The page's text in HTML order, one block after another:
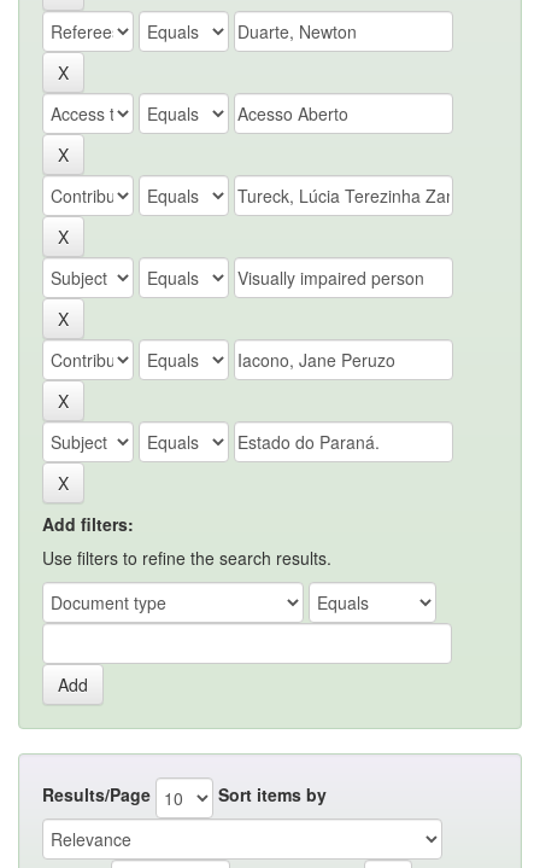
Add filters:
Use filters to refine the search results.
Results/Page Sort items by